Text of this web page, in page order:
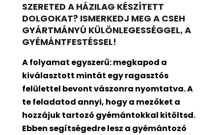
SZERETED A HÁZILAG KÉSZÍTETT
DOLGOKAT? ISMERKEDJ MEG A CSEH
GYÁRTMÁNYÚ KÜLÖNLEGESSÉGGEL, A
GYÉMÁNTFESTÉSSEL!
A folyamat egyszerű: megkapod a
kiválasztott mintát egy ragasztós
felülettel bevontvászonra nyomtatva. A
te feladatod annyi, hogy a mezőket a
hozzájuk tartozó gyémántokkal kitöltsd.
Ebben segítségedre lesz a gyémántozó